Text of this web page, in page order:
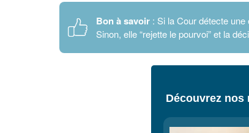
Bon à savoir : Si la Cour détecte une
Sinon, elle “rejette le pourvoi” et la
Découvrez